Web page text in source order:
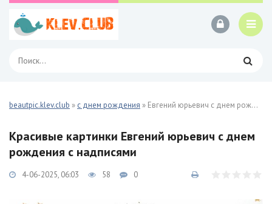
beautpic.klev.club » с днем рождения » Евгений юрьевич с днем рождения 42 фото
Красивые картинки Евгений юрьевич с днем
рождения с надписями
4-06-2025, 06:03 58 0